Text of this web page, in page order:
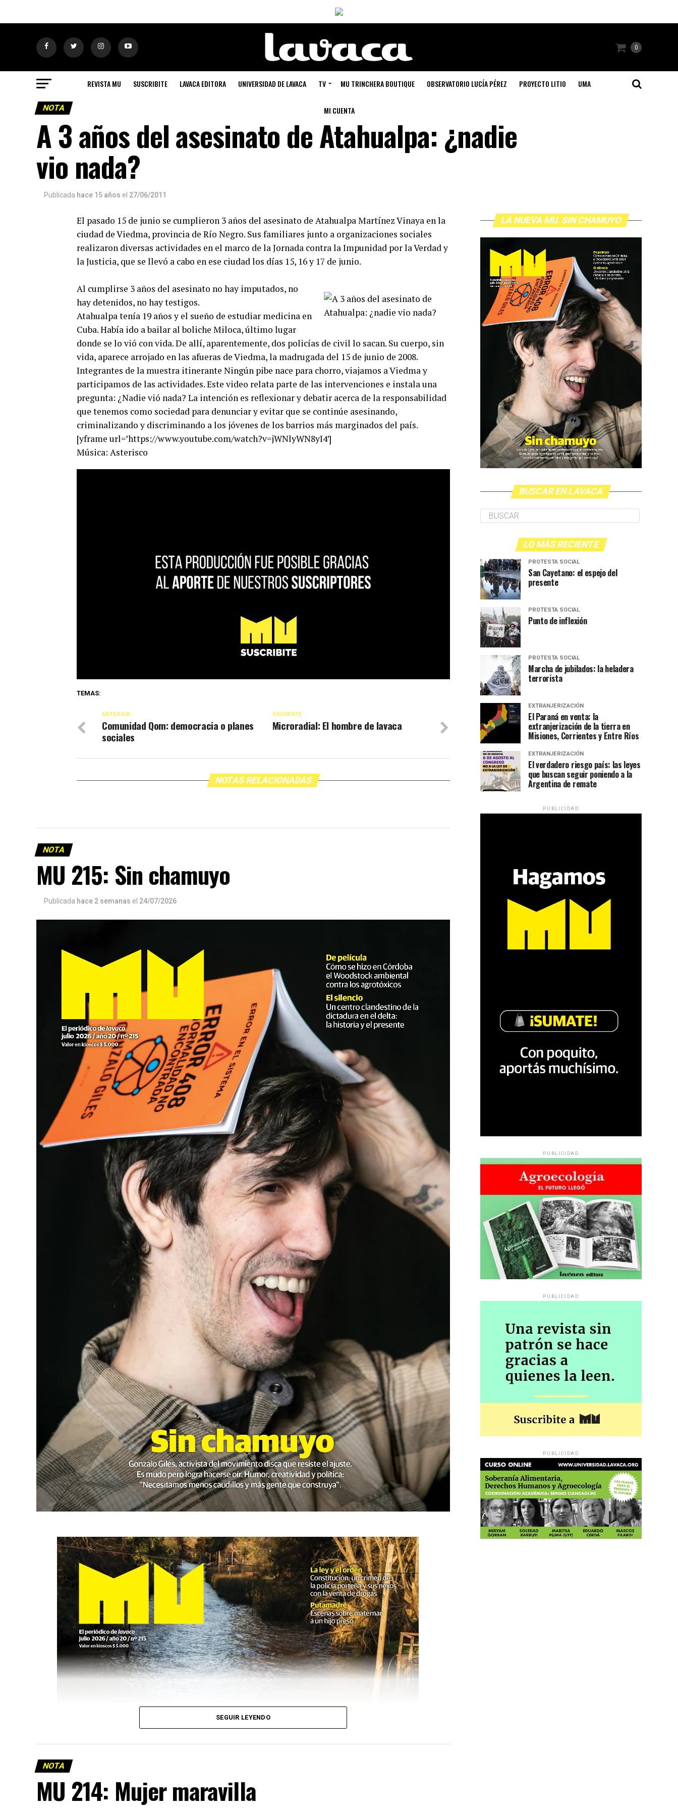
0
REVISTA MU SUSCRIBITE LAVACA EDITORA UNIVERSIDAD DE LAVACA TV MU TRINCHERA BOUTIQUE OBSERVATORIO LUCÍA PÉREZ PROYECTO LITIO UMA
MI CUENTA
NOTA
A 3 años del asesinato de Atahualpa: ¿nadie
vio nada?
Publicada hace 15 años el 27/06/2011
El pasado 15 de junio se cumplieron 3 años del asesinato de Atahualpa Martínez Vinaya en la
ciudad de Viedma, provincia de Río Negro. Sus familiares junto a organizaciones sociales
realizaron diversas actividades en el marco de la Jornada contra la Impunidad por la Verdad y
la Justicia, que se llevó a cabo en ese ciudad los días 15, 16 y 17 de junio.
Al cumplirse 3 años del asesinato no hay imputados, no
hay detenidos, no hay testigos.
Atahualpa tenía 19 años y el sueño de estudiar medicina en
Cuba. Había ido a bailar al boliche Miloca, último lugar
donde se lo vió con vida. De allí, aparentemente, dos policías de civil lo sacan. Su cuerpo, sin
vida, aparece arrojado en las afueras de Viedma, la madrugada del 15 de junio de 2008.
Integrantes de la muestra itinerante Ningún pibe nace para chorro, viajamos a Viedma y
participamos de las actividades. Este video relata parte de las intervenciones e instala una
pregunta: ¿Nadie vió nada? La intención es reflexionar y debatir acerca de la responsabilidad
que tenemos como sociedad para denunciar y evitar que se continúe asesinando,
criminalizando y discriminando a los jóvenes de los barrios más marginados del país.
[yframe url=’https://www.youtube.com/watch?v=jWNlyWN8yI4′]
Música: Asterisco
TEMAS:
SIGUIENTE
Microradial: El hombre de lavaca
ANTERIOR
Comunidad Qom: democracia o planes
sociales
NOTAS RELACIONADAS
NOTA
MU 215: Sin chamuyo
Publicada hace 2 semanas el 24/07/2026
SEGUIR LEYENDO
NOTA
MU 214: Mujer maravilla
LA NUEVA MU. SIN CHAMUYO
BUSCAR EN LAVACA
LO MÁS RECIENTE
PROTESTA SOCIAL
San Cayetano: el espejo del
presente
PROTESTA SOCIAL
Punto de inflexión
PROTESTA SOCIAL
Marcha de jubilados: la heladera
terrorista
EXTRANJERIZACIÓN
El Paraná en venta: la
extranjerización de la tierra en
Misiones, Corrientes y Entre Ríos
EXTRANJERIZACIÓN
El verdadero riesgo país: las leyes
que buscan seguir poniendo a la
Argentina de remate
PUBLICIDAD
PUBLICIDAD
PUBLICIDAD
PUBLICIDAD